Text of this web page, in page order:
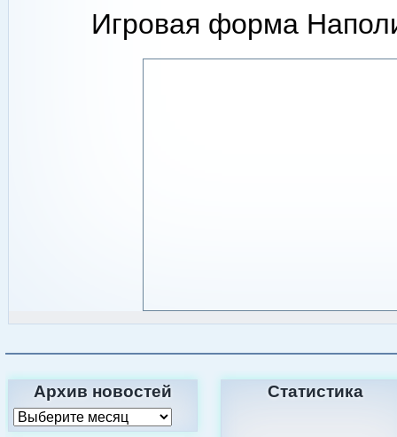
Игровая форма
Архив новостей Статистика